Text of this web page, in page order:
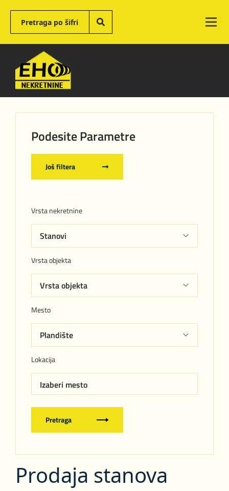
Podesite Parametre
Još filtera
Vrsta nekretnine
Vrsta objekta
Mesto
Lokacija
Izaberi mesto
Pretraga
Prodaja stanova